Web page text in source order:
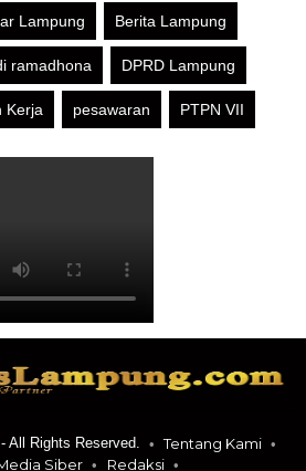
Lampung Berita Lampung
ramadhona DPRD Lampung
Kerja pesawaran PTPN VII
All Rights Reserved.
Tentang Kami
Siber
Redaksi